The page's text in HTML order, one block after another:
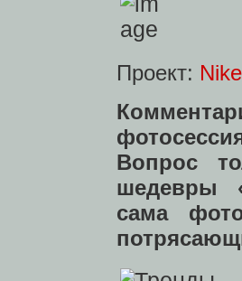
Проект:
Вопрос
шедевры
сама